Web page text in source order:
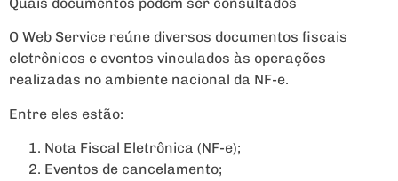
O Web Service reúne diversos documentos fiscais
eletrônicos e eventos vinculados às operações
realizadas no ambiente nacional da NF-e.
Entre eles estão:
Nota Fiscal Eletrônica (NF-e);
Eventos de cancelamento;